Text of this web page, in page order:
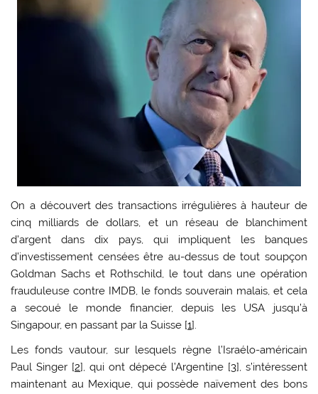
On a découvert des transactions irrégulières à hauteur de
cinq milliards de dollars, et un réseau de blanchiment
d’argent dans dix pays, qui impliquent les banques
d’investissement censées être au-dessus de tout soupçon
Goldman Sachs et Rothschild, le tout dans une opération
frauduleuse contre IMDB, le fonds souverain malais, et cela
a secoué le monde financier, depuis les USA jusqu’à
Singapour, en passant par la Suisse [1].
Les fonds vautour, sur lesquels règne l’Israélo-américain
Paul Singer [2], qui ont dépecé l’Argentine [3], s’intéressent
maintenant au Mexique, qui possède naïvement des bons